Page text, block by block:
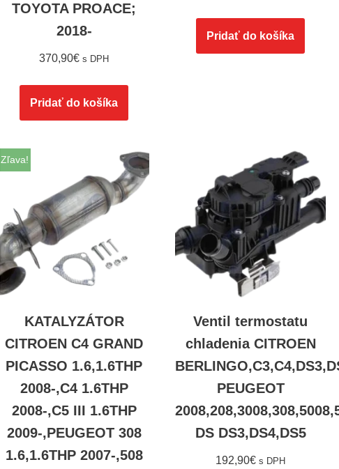
TOYOTA PROACE;
2018-
370,90€ s DPH
Pridať do košíka
Pridať do košíka
Zľava!
KATALYZÁTOR
CITROEN C4 GRAND
PICASSO 1.6,1.6THP
2008-,C4 1.6THP
2008-,C5 III 1.6THP
2009-,PEUGEOT 308
1.6,1.6THP 2007-,508
Ventil termostatu
chladenia CITROEN
PEUGEOT
DS DS3,DS4,DS5
192,90€ s DPH